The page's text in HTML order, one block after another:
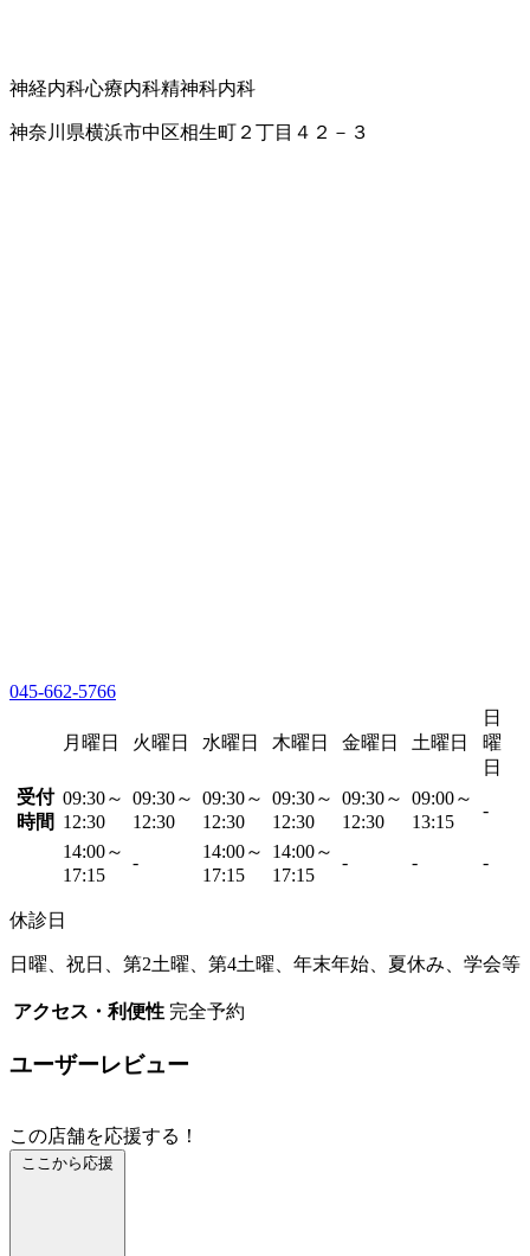
神経内科心療内科精神科内科
神奈川県横浜市中区相生町２丁目４２－３
045-662-5766
月曜日 火曜日 水曜日 木曜日 金曜日 土曜日
日
曜
日
受付
時間
09:30～
12:30
09:30～
12:30
09:30～
12:30
09:30～
12:30
09:30～
12:30
09:00～
13:15
-
14:00～
17:15
-
14:00～
17:15
14:00～
17:15
- - -
休診日
日曜、祝日、第2土曜、第4土曜、年末年始、夏休み、学会等
アクセス・利便性 完全予約
ユーザーレビュー
この店舗を応援する！
ここから応援